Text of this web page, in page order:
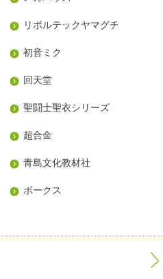
リボルテックヤマグチ
初音ミク
回天堂
聖闘士聖衣シリーズ
超合金
青島文化教材社
ボークス